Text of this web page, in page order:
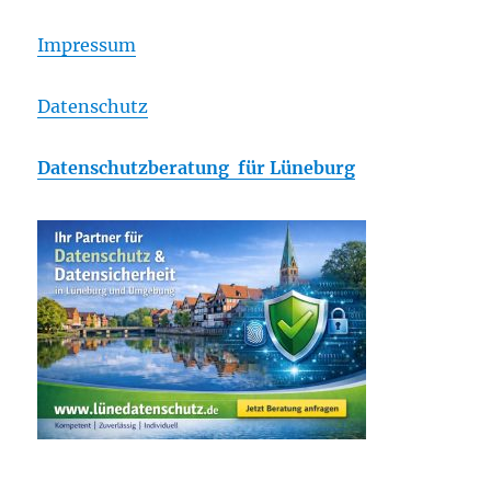
Impressum
Datenschutz
Datenschutzberatung für Lüneburg